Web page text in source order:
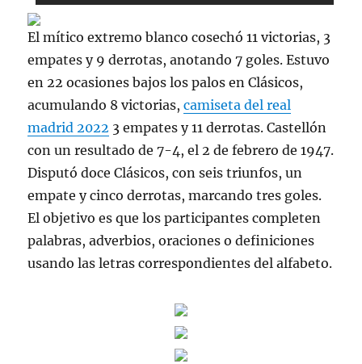
El mítico extremo blanco cosechó 11 victorias, 3
empates y 9 derrotas, anotando 7 goles. Estuvo
en 22 ocasiones bajos los palos en Clásicos,
acumulando 8 victorias,camiseta del real
madrid 2022 3 empates y 11 derrotas. Castellón
con un resultado de 7-4, el 2 de febrero de 1947.
Disputó doce Clásicos, con seis triunfos, un
empate y cinco derrotas, marcando tres goles.
El objetivo es que los participantes completen
palabras, adverbios, oraciones o definiciones
usando las letras correspondientes del alfabeto.